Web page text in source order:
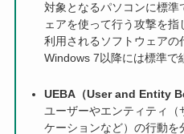
対象となるパソコンに標準
ェアを使って行う攻撃を指
利用されるソフトウェアの
Windows 7以降には標準で
UEBA（User and Entity
ユーザーやエンティティ（
ケーションなど）の行動を